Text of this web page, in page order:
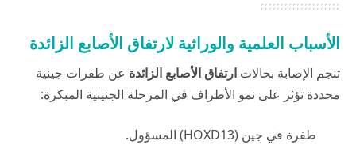
الأسباب العلمية والوراثية لارتفاق الأصابع الزائدة
تنجم الإصابة بحالات ارتفاق الأصابع الزائدة عن طفرات جينية
محددة تؤثر على نمو الأطراف في المرحلة الجنينية المبكرة:
طفرة في جين (HOXD13) المسؤول.